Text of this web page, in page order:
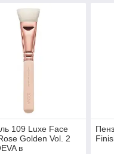
109 Luxe Face
Golden Vol. 2
в